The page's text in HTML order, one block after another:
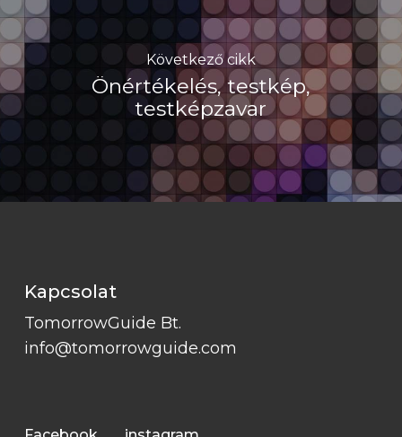
Következő cikk
Önértékelés, testkép,
testképzavar
Kapcsolat
TomorrowGuide Bt.
info@tomorrowguide.com